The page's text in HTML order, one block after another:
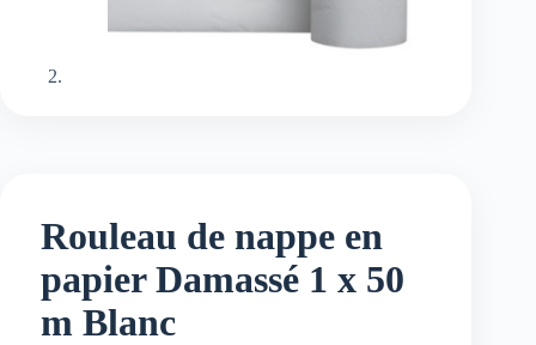
Rouleau de nappe en
papier Damassé 1 x 50
m Blanc